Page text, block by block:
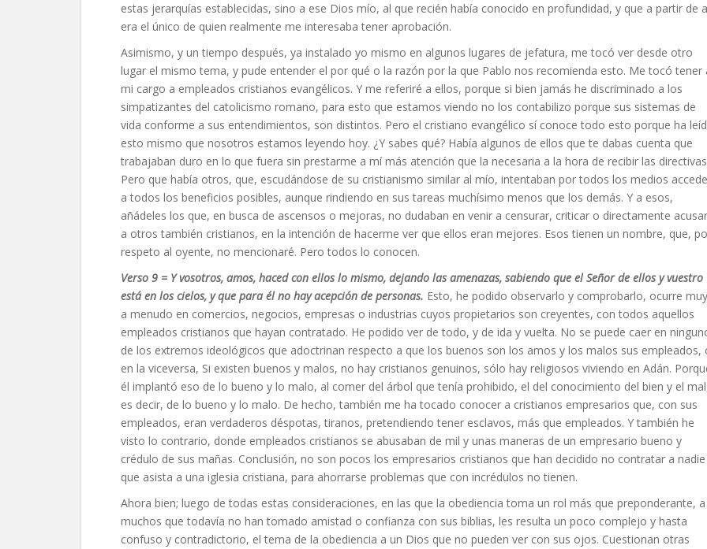
estas jerarquías establecidas, sino a ese Dios mío, al que recién había conocido en profundidad, y que a partir de
era el único de quien realmente me interesaba tener aprobación.
Asimismo, y un tiempo después, ya instalado yo mismo en algunos lugares de jefatura, me tocó ver desde otro
lugar el mismo tema, y pude entender el por qué o la razón por la que Pablo nos recomienda esto. Me tocó tener
mi cargo a empleados cristianos evangélicos. Y me referiré a ellos, porque si bien jamás he discriminado a los
simpatizantes del catolicismo romano, para esto que estamos viendo no los contabilizo porque sus sistemas de
vida conforme a sus entendimientos, son distintos. Pero el cristiano evangélico sí conoce todo esto porque ha
esto mismo que nosotros estamos leyendo hoy. ¿Y sabes qué? Había algunos de ellos que te dabas cuenta que
trabajaban duro en lo que fuera sin prestarme a mí más atención que la necesaria a la hora de recibir las
Pero que había otros, que, escudándose de su cristianismo similar al mío, intentaban por todos los medios
a todos los beneficios posibles, aunque rindiendo en sus tareas muchísimo menos que los demás. Y a esos,
añádeles los que, en busca de ascensos o mejoras, no dudaban en venir a censurar, criticar o directamente acusar
a otros también cristianos, en la intención de hacerme ver que ellos eran mejores. Esos tienen un nombre, que,
respeto al oyente, no mencionaré. Pero todos lo conocen.
Verso 9 = Y vosotros, amos, haced con ellos lo mismo, dejando las amenazas, sabiendo que el Señor de ellos y vuestro
está en los cielos, y que para él no hay acepción de personas. Esto, he podido observarlo y comprobarlo, ocurre muy
a menudo en comercios, negocios, empresas o industrias cuyos propietarios son creyentes, con todos aquellos
empleados cristianos que hayan contratado. He podido ver de todo, y de ida y vuelta. No se puede caer en
de los extremos ideológicos que adoctrinan respecto a que los buenos son los amos y los malos sus empleados,
en la viceversa, Si existen buenos y malos, no hay cristianos genuinos, sólo hay religiosos viviendo en Adán.
él implantó eso de lo bueno y lo malo, al comer del árbol que tenía prohibido, el del conocimiento del bien y el
es decir, de lo bueno y lo malo. De hecho, también me ha tocado conocer a cristianos empresarios que, con sus
empleados, eran verdaderos déspotas, tiranos, pretendiendo tener esclavos, más que empleados. Y también he
visto lo contrario, donde empleados cristianos se abusaban de mil y unas maneras de un empresario bueno y
crédulo de sus mañas. Conclusión, no son pocos los empresarios cristianos que han decidido no contratar a nadie
que asista a una iglesia cristiana, para ahorrarse problemas que con incrédulos no tienen.
Ahora bien; luego de todas estas consideraciones, en las que la obediencia toma un rol más que preponderante, a
muchos que todavía no han tomado amistad o confianza con sus biblias, les resulta un poco complejo y hasta
confuso y contradictorio, el tema de la obediencia a un Dios que no pueden ver con sus ojos. Cuestionan otras